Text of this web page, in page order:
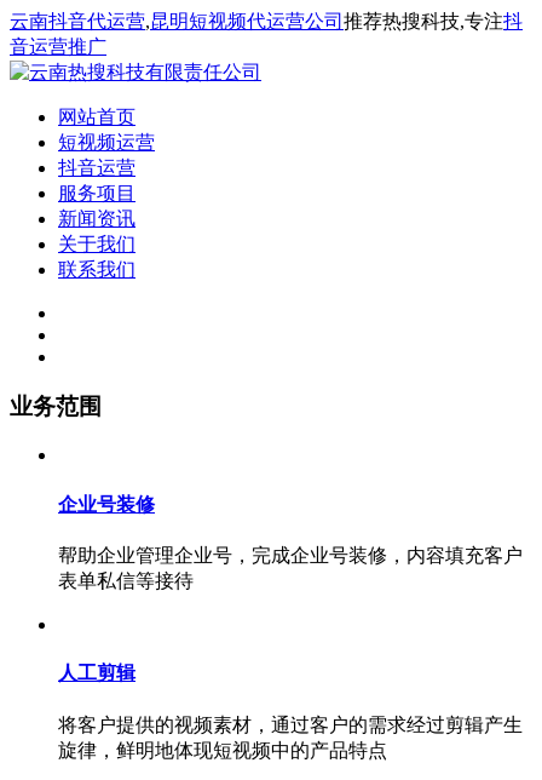
云南抖音代运营,昆明短视频代运营公司 推荐热搜科技,专注抖
音运营推广
网站首页
短视频运营
抖音运营
服务项目
新闻资讯
关于我们
联系我们
业务范围
企业号装修
帮助企业管理企业号，完成企业号装修，内容填充客户
表单私信等接待
人工剪辑
将客户提供的视频素材，通过客户的需求经过剪辑产生
旋律，鲜明地体现短视频中的产品特点